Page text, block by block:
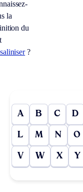
la
du
?
A B C D
L M N O
V W X Y